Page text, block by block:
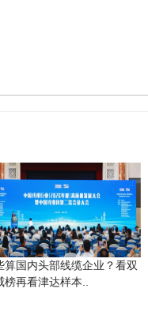
算国内头部线缆企业？看双
榜再看津达样本..